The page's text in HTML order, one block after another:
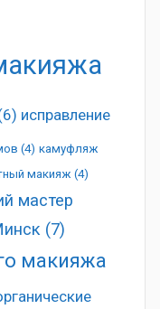
исправление
(4) камуфляж
макияж (4)
мастер
(7)
макияжа